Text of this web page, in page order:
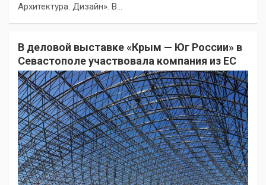
Архитектура. Дизайн». В…
В деловой выставке «Крым — Юг России» в
Севастополе участвовала компания из ЕС